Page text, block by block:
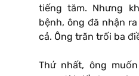
tiếng tăm. Nhưng
bệnh, ông đã nhận
cả. Ông trăn trối ba
Thứ nhất, ông